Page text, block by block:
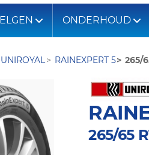
ONDERHOUD
UNIROYAL RAINEXPERT 5 265/
265/65